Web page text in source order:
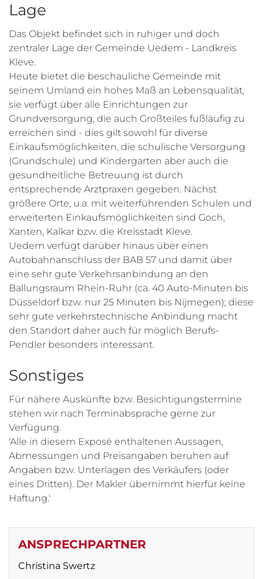
Lage
Das Objekt befindet sich in ruhiger und doch
zentraler Lage der Gemeinde Uedem - Landkreis
Kleve.
Heute bietet die beschauliche Gemeinde mit
seinem Umland ein hohes Maß an Lebensqualität,
sie verfügt über alle Einrichtungen zur
Grundversorgung, die auch Großteiles fußläufig zu
erreichen sind - dies gilt sowohl für diverse
Einkaufsmöglichkeiten, die schulische Versorgung
(Grundschule) und Kindergarten aber auch die
gesundheitliche Betreuung ist durch
entsprechende Arztpraxen gegeben. Nächst
größere Orte, u.a. mit weiterführenden Schulen und
erweiterten Einkaufsmöglichkeiten sind Goch,
Xanten, Kalkar bzw. die Kreisstadt Kleve.
Uedem verfügt darüber hinaus über einen
Autobahnanschluss der BAB 57 und damit über
eine sehr gute Verkehrsanbindung an den
Ballungsraum Rhein-Ruhr (ca. 40 Auto-Minuten bis
Düsseldorf bzw. nur 25 Minuten bis Nijmegen); diese
sehr gute verkehrstechnische Anbindung macht
den Standort daher auch für möglich Berufs-
Pendler besonders interessant.
Sonstiges
Für nähere Auskünfte bzw. Besichtigungstermine
stehen wir nach Terminabsprache gerne zur
Verfügung.
'Alle in diesem Exposé enthaltenen Aussagen,
Abmessungen und Preisangaben beruhen auf
Angaben bzw. Unterlagen des Verkäufers (oder
eines Dritten). Der Makler übernimmt hierfür keine
Haftung.'
ANSPRECHPARTNER
Christina Swertz